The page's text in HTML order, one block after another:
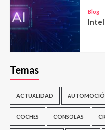
Blog
Temas
ACTUALIDAD
COCHES CONSOLAS